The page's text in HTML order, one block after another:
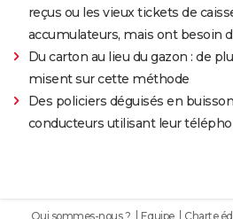
reçus ou les vieux tickets de
accumulateurs, mais ont besoin
Du carton au lieu du gazon : de
misent sur cette méthode
Des policiers déguisés en
conducteurs utilisant leur
Qui sommes-nous ? Equipe Charte